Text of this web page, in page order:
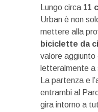
Lungo circa 11
Urban è non
mettere alla
biciclette da
valore aggiunto
letteralmente a
La partenza e
entrambi al
gira intorno a